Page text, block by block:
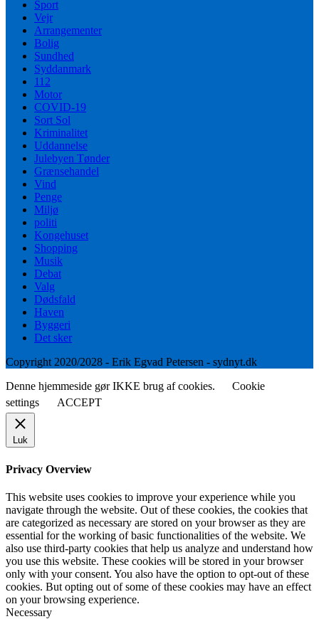
Sport
Vejr
Arrangementer
Bolig
Sundhed
Syddanmark
112
Motor
COVID-19
Sort Sol
Kriminalitet
Uddannelse
Julebyen Tønder
Grænsehandel
Vind
Penge
Miljø
politi
Kongehuset
Shopping
Musik
Debat
Valg
Dødsfald
Haven
Byggeri
Det sker
Copyright 2020/2028 - Erik Egvad Petersen - sydnyt.dk
Denne hjemmeside gør IKKE brug af cookies.
Cookie
settings
ACCEPT
Luk
Privacy Overview
This website uses cookies to improve your experience while you
navigate through the website. Out of these cookies, the cookies that
are categorized as necessary are stored on your browser as they are
essential for the working of basic functionalities of the website. We
also use third-party cookies that help us analyze and understand how
you use this website. These cookies will be stored in your browser
only with your consent. You also have the option to opt-out of these
cookies. But opting out of some of these cookies may have an effect
on your browsing experience.
Necessary